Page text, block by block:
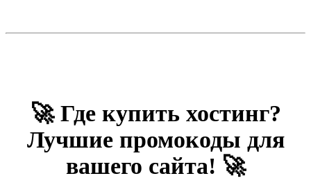
🚀 Где купить хостинг?
Лучшие промокоды для
вашего сайта! 🚀